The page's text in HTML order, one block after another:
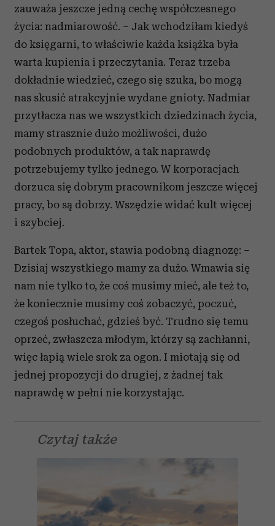
zauważa jeszcze jedną cechę współczesnego
życia: nadmiarowość. – Jak wchodziłam kiedyś
do księgarni, to właściwie każda książka była
warta kupienia i przeczytania. Teraz trzeba
dokładnie wiedzieć, czego się szuka, bo mogą
nas skusić atrakcyjnie wydane gnioty. Nadmiar
przytłacza nas we wszystkich dziedzinach życia,
mamy strasznie dużo możliwości, dużo
podobnych produktów, a tak naprawdę
potrzebujemy tylko jednego. W korporacjach
dorzuca się dobrym pracownikom jeszcze więcej
pracy, bo są dobrzy. Wszędzie widać kult więcej
i szybciej.
Bartek Topa, aktor, stawia podobną diagnozę: –
Dzisiaj wszystkiego mamy za dużo. Wmawia się
nam nie tylko to, że coś musimy mieć, ale też to,
że koniecznie musimy coś zobaczyć, poczuć,
czegoś posłuchać, gdzieś być. Trudno się temu
oprzeć, zwłaszcza młodym, którzy są zachłanni,
więc łapią wiele srok za ogon. I miotają się od
jednej propozycji do drugiej, z żadnej tak
naprawdę w pełni nie korzystając.
Czytaj także